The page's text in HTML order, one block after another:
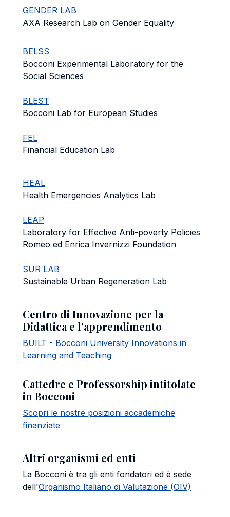
GENDER LAB
AXA Research Lab on Gender Equality
BELSS
Bocconi Experimental Laboratory for the
Social Sciences
BLEST
Bocconi Lab for European Studies
FEL
Financial Education Lab
HEAL
Health Emergencies Analytics Lab
LEAP
Laboratory for Effective Anti-poverty Policies
Romeo ed Enrica Invernizzi Foundation
SUR LAB
Sustainable Urban Regeneration Lab
Centro di Innovazione per la
Didattica e l'apprendimento
BUILT - Bocconi University Innovations in
Learning and Teaching
Cattedre e Professorship intitolate
in Bocconi
Scopri le nostre posizioni accademiche
finanziate
Altri organismi ed enti
La Bocconi è tra gli enti fondatori ed è sede
dell'Organismo Italiano di Valutazione (OIV)